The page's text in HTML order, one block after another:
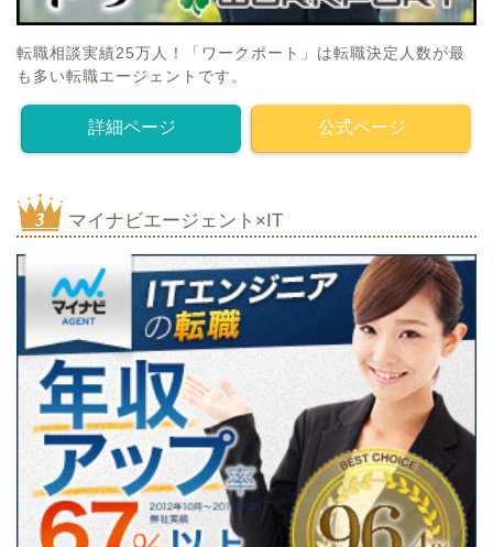
転職相談実績25万人！「ワークポート」は転職決定人数が最
も多い転職エージェントです。
詳細ページ 公式ページ
マイナビエージェント×IT